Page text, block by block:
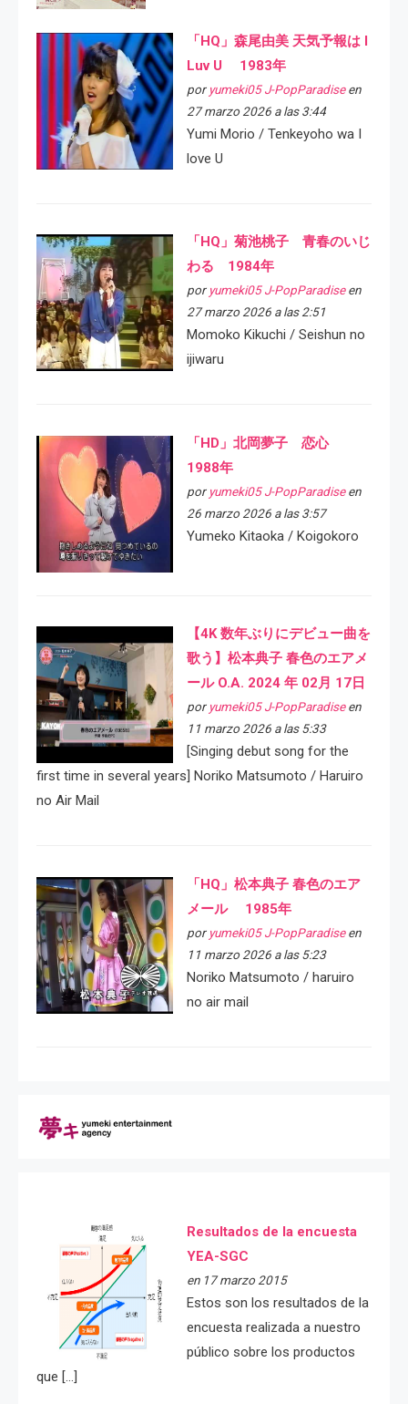
「HQ」森尾由美 天気予報は I
Luv U 1983年
por yumeki05 J-PopParadiseen
27 marzo 2026 a las 3:44
Yumi Morio / Tenkeyoho wa I
love U
「HQ」菊池桃子 青春のいじ
わる 1984年
por yumeki05 J-PopParadiseen
27 marzo 2026 a las 2:51
Momoko Kikuchi / Seishun no
ijiwaru
「HD」北岡夢子 恋心
1988年
por yumeki05 J-PopParadiseen
26 marzo 2026 a las 3:57
Yumeko Kitaoka / Koigokoro
【4K 数年ぶりにデビュー曲を
歌う】松本典子 春色のエアメ
ール O.A. 2024 年 02月 17日
por yumeki05 J-PopParadiseen
11 marzo 2026 a las 5:33
[Singing debut song for the
first time in several years] Noriko Matsumoto / Haruiro
no Air Mail
「HQ」松本典子 春色のエア
メール 1985年
por yumeki05 J-PopParadiseen
11 marzo 2026 a las 5:23
Noriko Matsumoto / haruiro
no air mail
Resultados de la encuesta
YEA-SGC
en 17 marzo 2015
Estos son los resultados de la
encuesta realizada a nuestro
público sobre los productos
que […]